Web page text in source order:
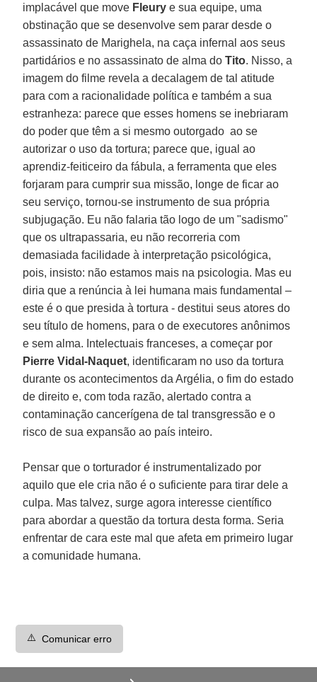
implacável que move Fleurye sua equipe, uma
obstinação que se desenvolve sem parar desde o
assassinato de Marighela, na caça infernal aos seus
partidários e no assassinato de alma doTito. Nisso, a
imagem do filme revela a decalagem de tal atitude
para com a racionalidade política e também a sua
estranheza: parece que esses homens se inebriaram
do poder que têm a si mesmo outorgado ao se
autorizar o uso da tortura; parece que, igual ao
aprendiz-feiticeiro da fábula, a ferramenta que eles
forjaram para cumprir sua missão, longe de ficar ao
seu serviço, tornou-se instrumento de sua própria
subjugação. Eu não falaria tão logo de um "sadismo"
que os ultrapassaria, eu não recorreria com
demasiada facilidade à interpretação psicológica,
pois, insisto: não estamos mais na psicologia. Mas eu
diria que a renúncia à lei humana mais fundamental –
este é o que presida à tortura - destitui seus atores do
seu título de homens, para o de executores anônimos
e sem alma. Intelectuais franceses, a começar por
Pierre Vidal-Naquet, identificaram no uso da tortura
durante os acontecimentos da Argélia, o fim do estado
de direito e, com toda razão, alertado contra a
contaminação cancerígena de tal transgressão e o
risco de sua expansão ao país inteiro.
Pensar que o torturador é instrumentalizado por
aquilo que ele cria não é o suficiente para tirar dele a
culpa. Mas talvez, surge agora interesse científico
para abordar a questão da tortura desta forma. Seria
enfrentar de cara este mal que afeta em primeiro lugar
a comunidade humana.
⚠️ Comunicar erro